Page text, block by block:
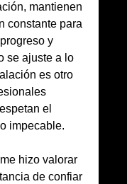
mantienen
constante para
y
se ajuste a lo
es otro
el
impecable.
hizo valorar
de confiar